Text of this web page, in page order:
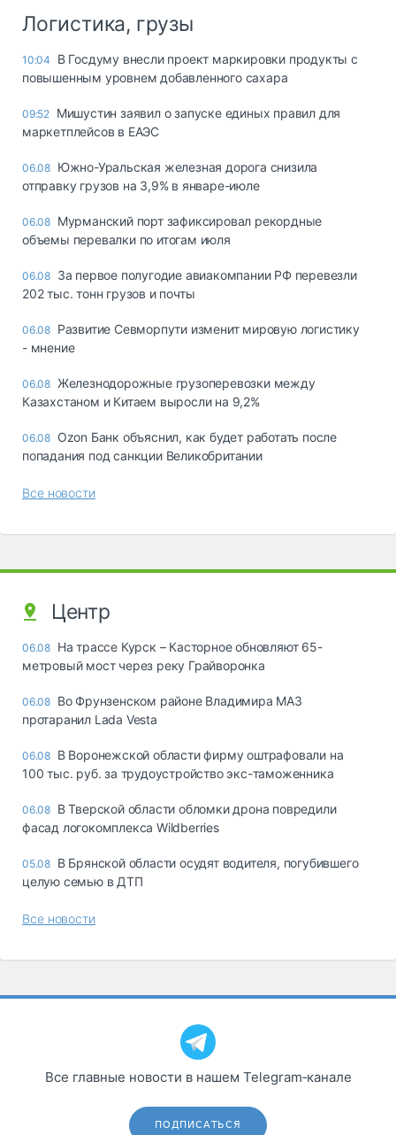
Логистика, грузы
10:04
В Госдуму внесли проект маркировки продукты с
повышенным уровнем добавленного сахара
09:52 Мишустин заявил о запуске единых правил для
маркетплейсов в ЕАЭС
06.08 Южно-Уральская железная дорога снизила
отправку грузов на 3,9% в январе-июле
06.08 Мурманский порт зафиксировал рекордные
объемы перевалки по итогам июля
06.08 За первое полугодие авиакомпании РФ перевезли
202 тыс. тонн грузов и почты
06.08 Развитие Севморпути изменит мировую логистику
- мнение
06.08 Железнодорожные грузоперевозки между
Казахстаном и Китаем выросли на 9,2%
06.08 Ozon Банк объяснил, как будет работать после
попадания под санкции Великобритании
Все новости
Центр
06.08 На трассе Курск – Касторное обновляют 65-
метровый мост через реку Грайворонка
06.08 Во Фрунзенском районе Владимира МАЗ
протаранил Lada Vesta
06.08 В Воронежской области фирму оштрафовали на
100 тыс. руб. за трудоустройство экс-таможенника
06.08 В Тверской области обломки дрона повредили
фасад логокомплекса Wildberries
05.08 В Брянской области осудят водителя, погубившего
целую семью в ДТП
Все новости
Все главные новости в нашем Telegram‑канале
ПОДПИСАТЬСЯ